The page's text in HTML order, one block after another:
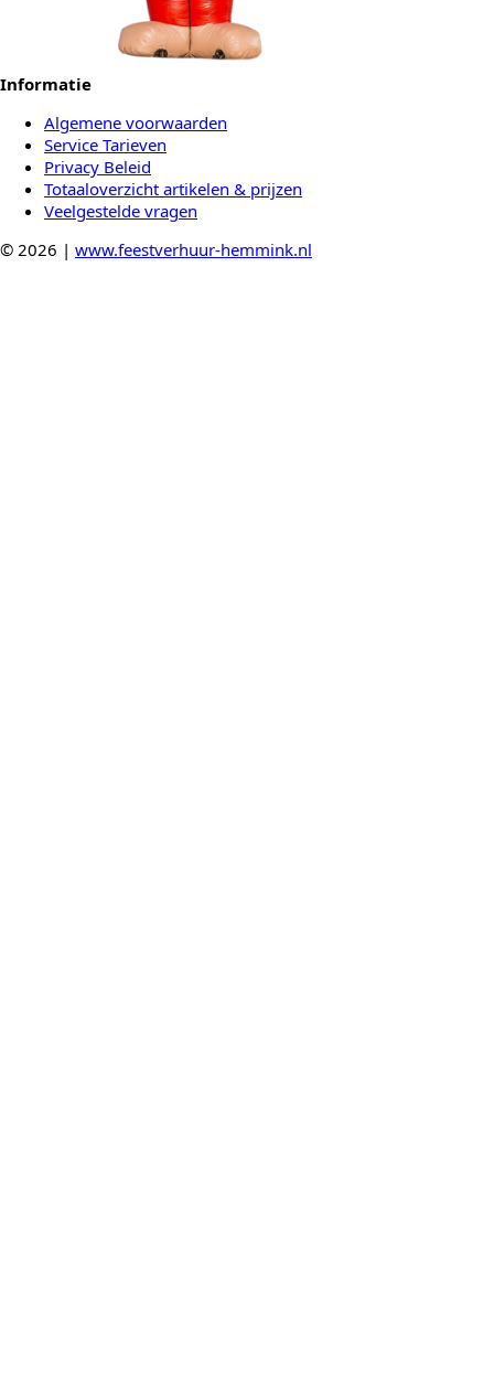
Informatie
Algemene voorwaarden
Service Tarieven
Privacy Beleid
Totaaloverzicht artikelen & prijzen
Veelgestelde vragen
© 2026 | www.feestverhuur-hemmink.nl